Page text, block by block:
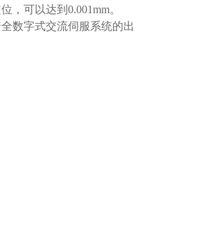
可以达到0.001mm。
数字式交流伺服系统的出